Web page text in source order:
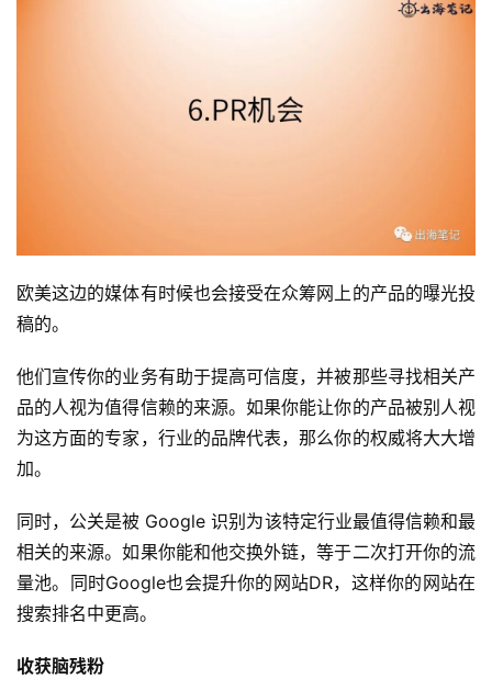
欧美这边的媒体有时候也会接受在众筹网上的产品的曝光投
稿的。
他们宣传你的业务有助于提高可信度，并被那些寻找相关产
品的人视为值得信赖的来源。如果你能让你的产品被别人视
为这方面的专家，行业的品牌代表，那么你的权威将大大增
加。
同时，公关是被 Google 识别为该特定行业最值得信赖和最
相关的来源。如果你能和他交换外链，等于二次打开你的流
量池。同时Google也会提升你的网站DR，这样你的网站在
搜索排名中更高。
收获脑残粉